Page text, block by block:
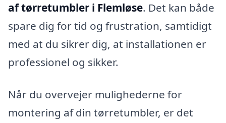
af tørretumbler i Flemløse. Det kan både
spare dig for tid og frustration, samtidigt
med at du sikrer dig, at installationen er
professionel og sikker.
Når du overvejer mulighederne for
montering af din tørretumbler, er det